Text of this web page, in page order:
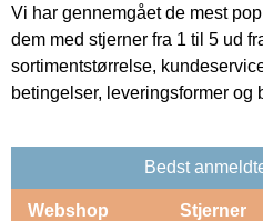
Vi har gennemgået de mest
dem med stjerner fra 1 til 5 ud
sortimentstørrelse,
betingelser, leveringsformer og
Bedst
Webshop Stjerner